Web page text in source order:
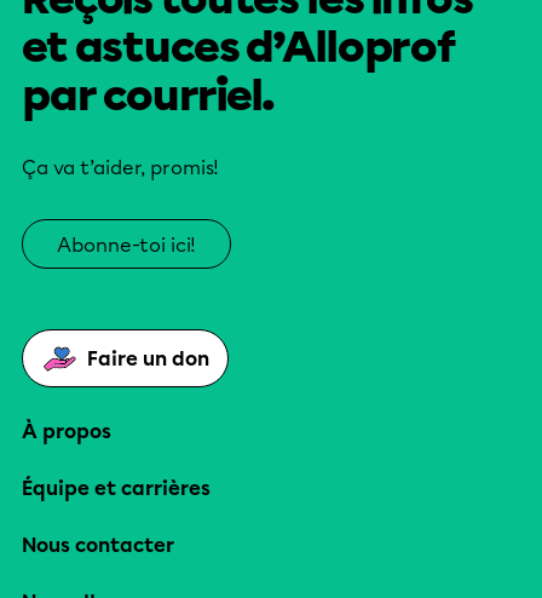
et astuces d’Alloprof
par courriel.
Ça va t’aider, promis!
Abonne-toi ici!
Faire un don
À propos
Équipe et carrières
Nous contacter